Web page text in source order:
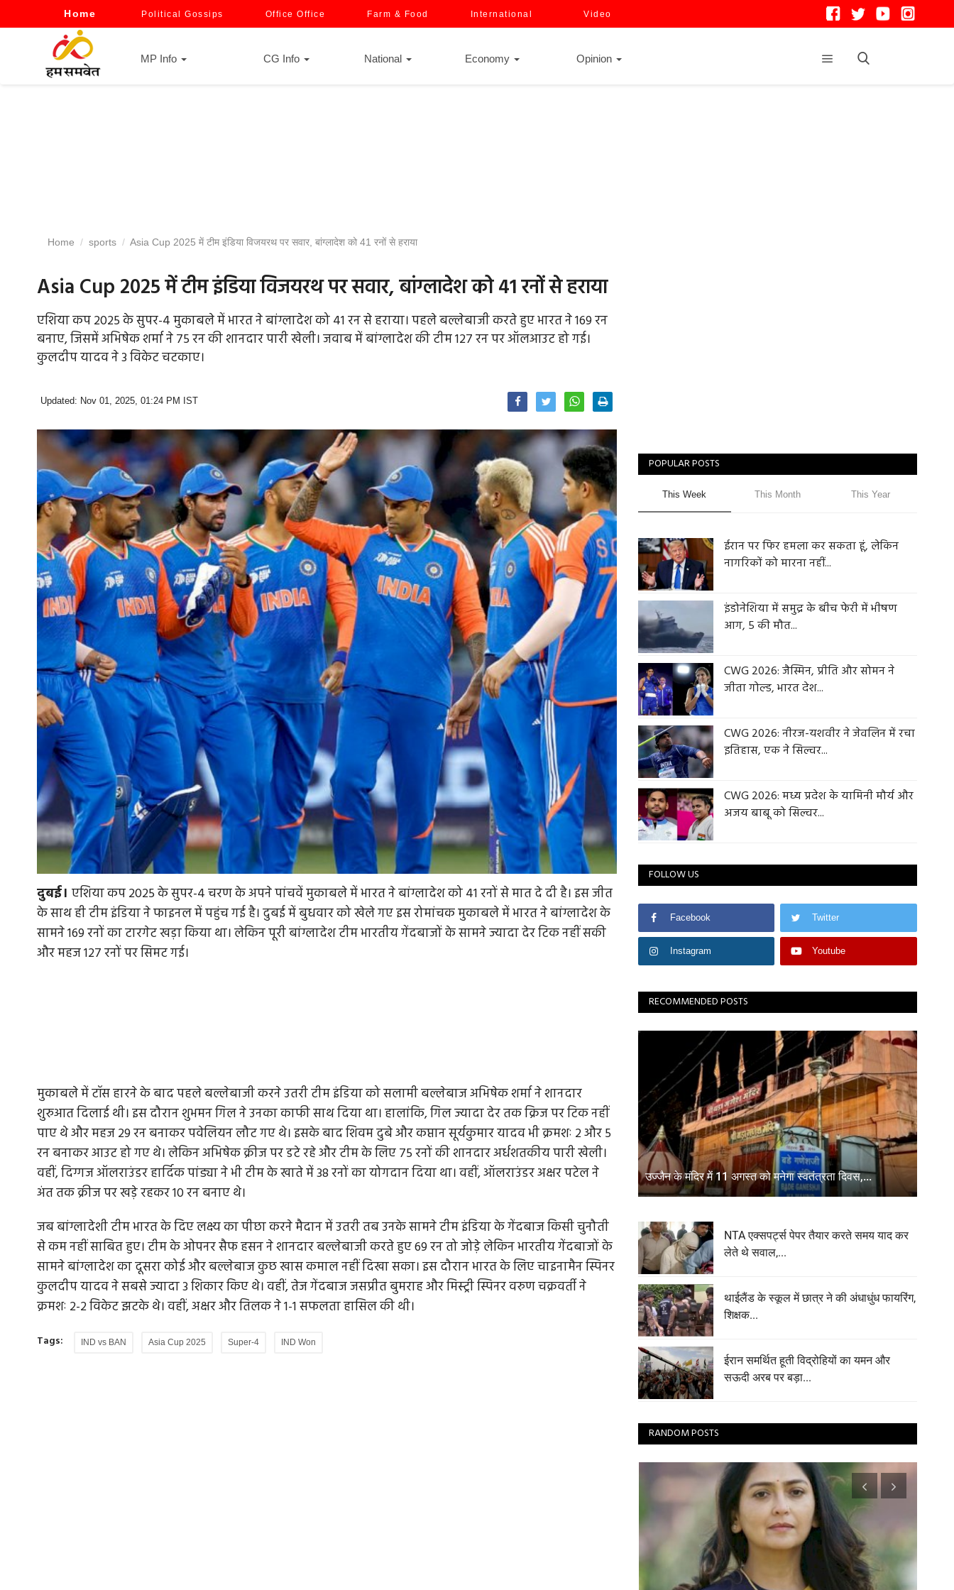
Home Political Gossips Office Office Farm & Food International Video
MP Info CG Info National Economy Opinion
Home sports Asia Cup 2025 में टीम इंडिया विजयरथ पर सवार, बांग्लादेश को 41 रनों से हराया
Asia Cup 2025 में टीम इंडिया विजयरथ पर सवार, बांग्लादेश को 41 रनों से हराया
एशिया कप 2025 के सुपर-4 मुकाबले में भारत ने बांग्लादेश को 41 रन से हराया। पहले बल्लेबाजी करते हुए भारत ने 169 रन
बनाए, जिसमें अभिषेक शर्मा ने 75 रन की शानदार पारी खेली। जवाब में बांग्लादेश की टीम 127 रन पर ऑलआउट हो गई।
कुलदीप यादव ने 3 विकेट चटकाए।
Updated: Nov 01, 2025, 01:24 PM IST
दुबई। एशिया कप 2025 के सुपर-4 चरण के अपने पांचवें मुकाबले में भारत ने बांग्लादेश को 41 रनों से मात दे दी है। इस जीत
के साथ ही टीम इंडिया ने फाइनल में पहुंच गई है। दुबई में बुधवार को खेले गए इस रोमांचक मुकाबले में भारत ने बांग्लादेश के
सामने 169 रनों का टारगेट खड़ा किया था। लेकिन पूरी बांग्लादेश टीम भारतीय गेंदबाजों के सामने ज्यादा देर टिक नहीं सकी
और महज 127 रनों पर सिमट गई।
मुकाबले में टॉस हारने के बाद पहले बल्लेबाजी करने उतरी टीम इंडिया को सलामी बल्लेबाज अभिषेक शर्मा ने शानदार
शुरुआत दिलाई थी। इस दौरान शुभमन गिल ने उनका काफी साथ दिया था। हालांकि, गिल ज्यादा देर तक क्रिज पर टिक नहीं
पाए थे और महज 29 रन बनाकर पवेलियन लौट गए थे। इसके बाद शिवम दुबे और कप्तान सूर्यकुमार यादव भी क्रमशः 2 और 5
रन बनाकर आउट हो गए थे। लेकिन अभिषेक क्रीज पर डटे रहे और टीम के लिए 75 रनों की शानदार अर्धशतकीय पारी खेली।
वहीं, दिग्गज ऑलराउंडर हार्दिक पांड्या ने भी टीम के खाते में 38 रनों का योगदान दिया था। वहीं, ऑलराउंडर अक्षर पटेल ने
अंत तक क्रीज पर खड़े रहकर 10 रन बनाए थे।
जब बांग्लादेशी टीम भारत के दिए लक्ष्य का पीछा करने मैदान में उतरी तब उनके सामने टीम इंडिया के गेंदबाज किसी चुनौती
से कम नहीं साबित हुए। टीम के ओपनर सैफ हसन ने शानदार बल्लेबाजी करते हुए 69 रन तो जोड़े लेकिन भारतीय गेंदबाजों के
सामने बांग्लादेश का दूसरा कोई और बल्लेबाज कुछ खास कमाल नहीं दिखा सका। इस दौरान भारत के लिए चाइनामैन स्पिनर
कुलदीप यादव ने सबसे ज्यादा 3 शिकार किए थे। वहीं, तेज गेंदबाज जसप्रीत बुमराह और मिस्ट्री स्पिनर वरुण चक्रवर्ती ने
क्रमशः 2-2 विकेट झटके थे। वहीं, अक्षर और तिलक ने 1-1 सफलता हासिल की थी।
Tags: IND vs BAN Asia Cup 2025 Super-4 IND Won
POPULAR POSTS
This Week This Month This Year
ईरान पर फिर हमला कर सकता हूं, लेकिन
नागरिकों को मारना नहीं...
इंडोनेशिया में समुद्र के बीच फेरी में भीषण
आग, 5 की मौत...
CWG 2026: जैस्मिन, प्रीति और सोमन ने
जीता गोल्ड, भारत देश...
CWG 2026: नीरज-यशवीर ने जेवलिन में रचा
इतिहास, एक ने सिल्वर...
CWG 2026: मध्य प्रदेश के यामिनी मौर्य और
अजय बाबू को सिल्वर...
FOLLOW US
Facebook Twitter
Instagram Youtube
RECOMMENDED POSTS
उज्जैन के मंदिर में 11 अगस्त को मनेगा स्वतंत्रता दिवस,...
NTA एक्सपर्ट्स पेपर तैयार करते समय याद कर
लेते थे सवाल,...
थाईलैंड के स्कूल में छात्र ने की अंधाधुंध फायरिंग,
शिक्षक...
ईरान समर्थित हूती विद्रोहियों का यमन और
सऊदी अरब पर बड़ा...
RANDOM POSTS